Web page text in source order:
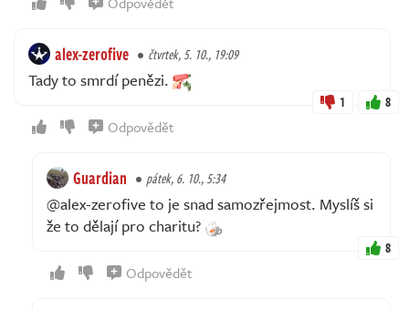
alex-zerofive čtvrtek, 5. 10., 19:09
Tady to smrdí penězi.
1 8
Odpovědět
Guardian pátek, 6. 10., 5:34
@alex-zerofive to je snad samozřejmost. Myslíš si
že to dělají pro charitu?
8
Odpovědět